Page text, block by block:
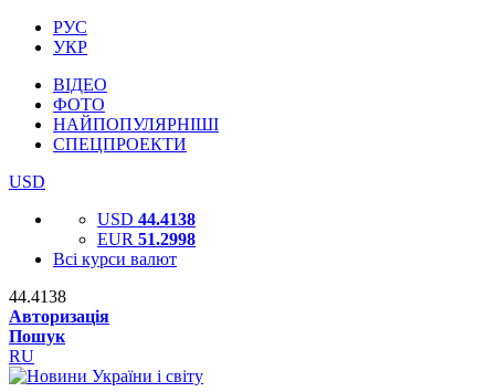
РУС
УКР
ВІДЕО
ФОТО
НАЙПОПУЛЯРНІШІ
СПЕЦПРОЕКТИ
USD
USD 44.4138
EUR 51.2998
Всі курси валют
44.4138
Авторизація
Пошук
RU